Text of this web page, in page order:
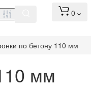
0
по бетону 110 мм
мм